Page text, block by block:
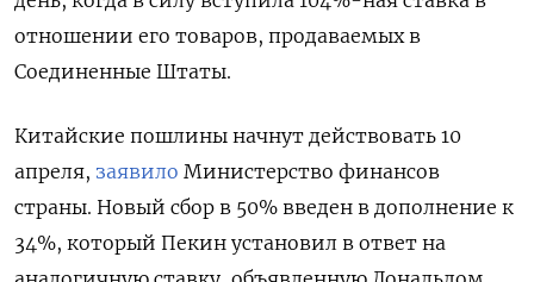
отношении его товаров, продаваемых в
Соединенные Штаты.
Китайские пошлины начнут действовать 10
апреля, заявило Министерство финансов
страны. Новый сбор в 50% введен в дополнение к
34%, который Пекин установил в ответ на